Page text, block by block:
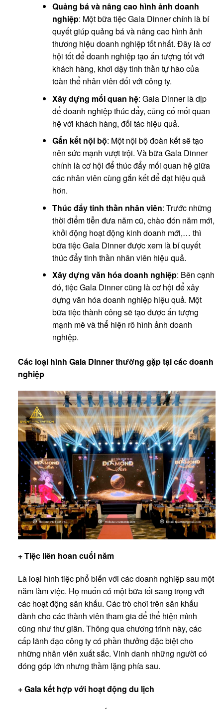
Quảng bá và nâng cao hình ảnh doanh
nghiệp: Một bữa tiệc Gala Dinner chính là bí
quyết giúp quảng bá và nâng cao hình ảnh
thương hiệu doanh nghiệp tốt nhất. Đây là cơ
hội tốt để doanh nghiệp tạo ấn tượng tốt với
khách hàng, khơi dậy tinh thần tự hào của
toàn thể nhân viên đối với công ty.
Xây dựng mối quan hệ: Gala Dinner là dịp
để doanh nghiệp thúc đẩy, củng cố mối quan
hệ với khách hàng, đối tác hiệu quả.
Gắn kết nội bộ: Một nội bộ đoàn kết sẽ tạo
nên sức mạnh vượt trội. Và bữa Gala Dinner
chính là cơ hội để thúc đẩy mối quan hệ giữa
các nhân viên cùng gắn kết để đạt hiệu quả
hơn.
Thúc đẩy tinh thần nhân viên: Trước những
thời điểm tiễn đưa năm cũ, chào đón năm mới,
khởi động hoạt động kinh doanh mới,… thì
bữa tiệc Gala Dinner được xem là bí quyết
thúc đẩy tinh thần nhân viên hiệu quả.
Xây dựng văn hóa doanh nghiệp: Bên cạnh
đó, tiệc Gala Dinner cũng là cơ hội để xây
dựng văn hóa doanh nghiệp hiệu quả. Một
bữa tiệc thành công sẽ tạo được ấn tượng
mạnh mẽ và thể hiện rõ hình ảnh doanh
nghiệp.
Các loại hình Gala Dinner thường gặp tại các doanh
nghiệp
+ Tiệc liên hoan cuối năm
Là loại hình tiệc phổ biến với các doanh nghiệp sau một
năm làm việc. Họ muốn có một bữa tối sang trọng với
các hoạt động sân khấu. Các trò chơi trên sân khấu
dành cho các thành viên tham gia để thể hiện mình
cũng như thư giãn. Thông qua chương trình này, các
cấp lãnh đạo công ty có phần thưởng đặc biệt cho
những nhân viên xuất sắc. Vinh danh những người có
đóng góp lớn nhưng thầm lặng phía sau.
+ Gala kết hợp với hoạtđộng du lịch